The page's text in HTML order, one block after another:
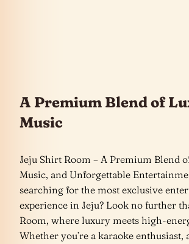
A Premium Blend of
Music
Jeju Shirt Room – A Premium Blend
Music, and Unforgettable
searching for the most exclusive
experience in Jeju? Look no further
Room, where luxury meets high-
Whether you’re a karaoke